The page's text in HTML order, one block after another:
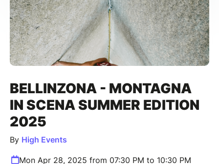
BELLINZONA - MONTAGNA
IN SCENA SUMMER EDITION
2025
By High Events
Mon Apr 28, 2025 from 07:30 PM to 10:30 PM